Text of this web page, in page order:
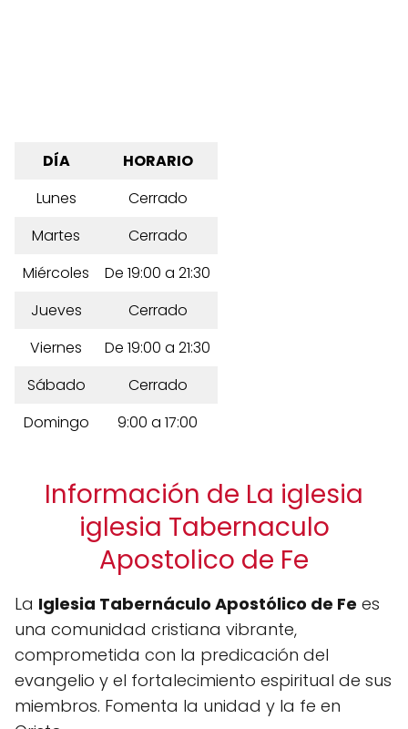
DÍA
HORARIO
Lunes
Cerrado
Martes
Cerrado
Miércoles
De 19:00 a 21:30
Jueves
Cerrado
Viernes
De 19:00 a 21:30
Sábado
Cerrado
Domingo
9:00 a 17:00
Información de La iglesia
iglesia Tabernaculo
Apostolico de Fe
La Iglesia Tabernáculo Apostólico de Fe es
una comunidad cristiana vibrante,
comprometida con la predicación del
evangelio y el fortalecimiento espiritual de sus
miembros. Fomenta la unidad y la fe en